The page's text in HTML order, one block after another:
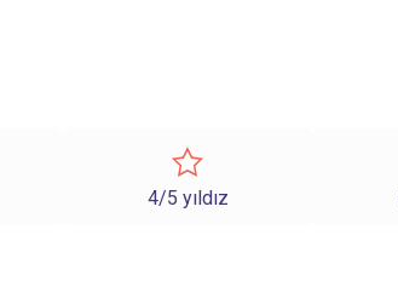
4/5 yıldız